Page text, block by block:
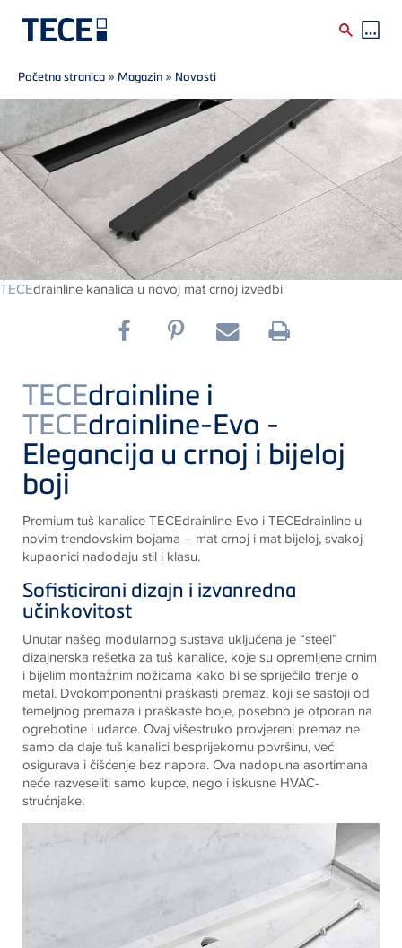
Skip to main content
Breadcrumb
Početna stranica »Magazin » Novosti
TECEdrainline kanalica u novoj mat crnoj izvedbi
TECEdrainline i
TECEdrainline-Evo -
Elegancija u crnoj i bijeloj
boji
Premium tuš kanaliceTECEdrainline-Evo iTECEdrainline u
novim trendovskim bojama – mat crnoj i mat bijeloj, svakoj
kupaonici nadodaju stil i klasu.
Sofisticirani dizajn i izvanredna
učinkovitost
Unutar našeg modularnog sustava uključena je “steel”
dizajnerska rešetka za tuš kanalice, koje su opremljene crnim
i bijelim montažnim nožicama kako bi se spriječilo trenje o
metal. Dvokomponentni praškasti premaz, koji se sastoji od
temeljnog premaza i praškaste boje, posebno je otporan na
ogrebotine i udarce. Ovaj višestruko provjereni premaz ne
samo da daje tuš kanalici besprijekornu površinu, već
osigurava i čišćenje bez napora. Ova nadopuna asortimana
neće razveseliti samo kupce, nego i iskusne HVAC-
stručnjake.